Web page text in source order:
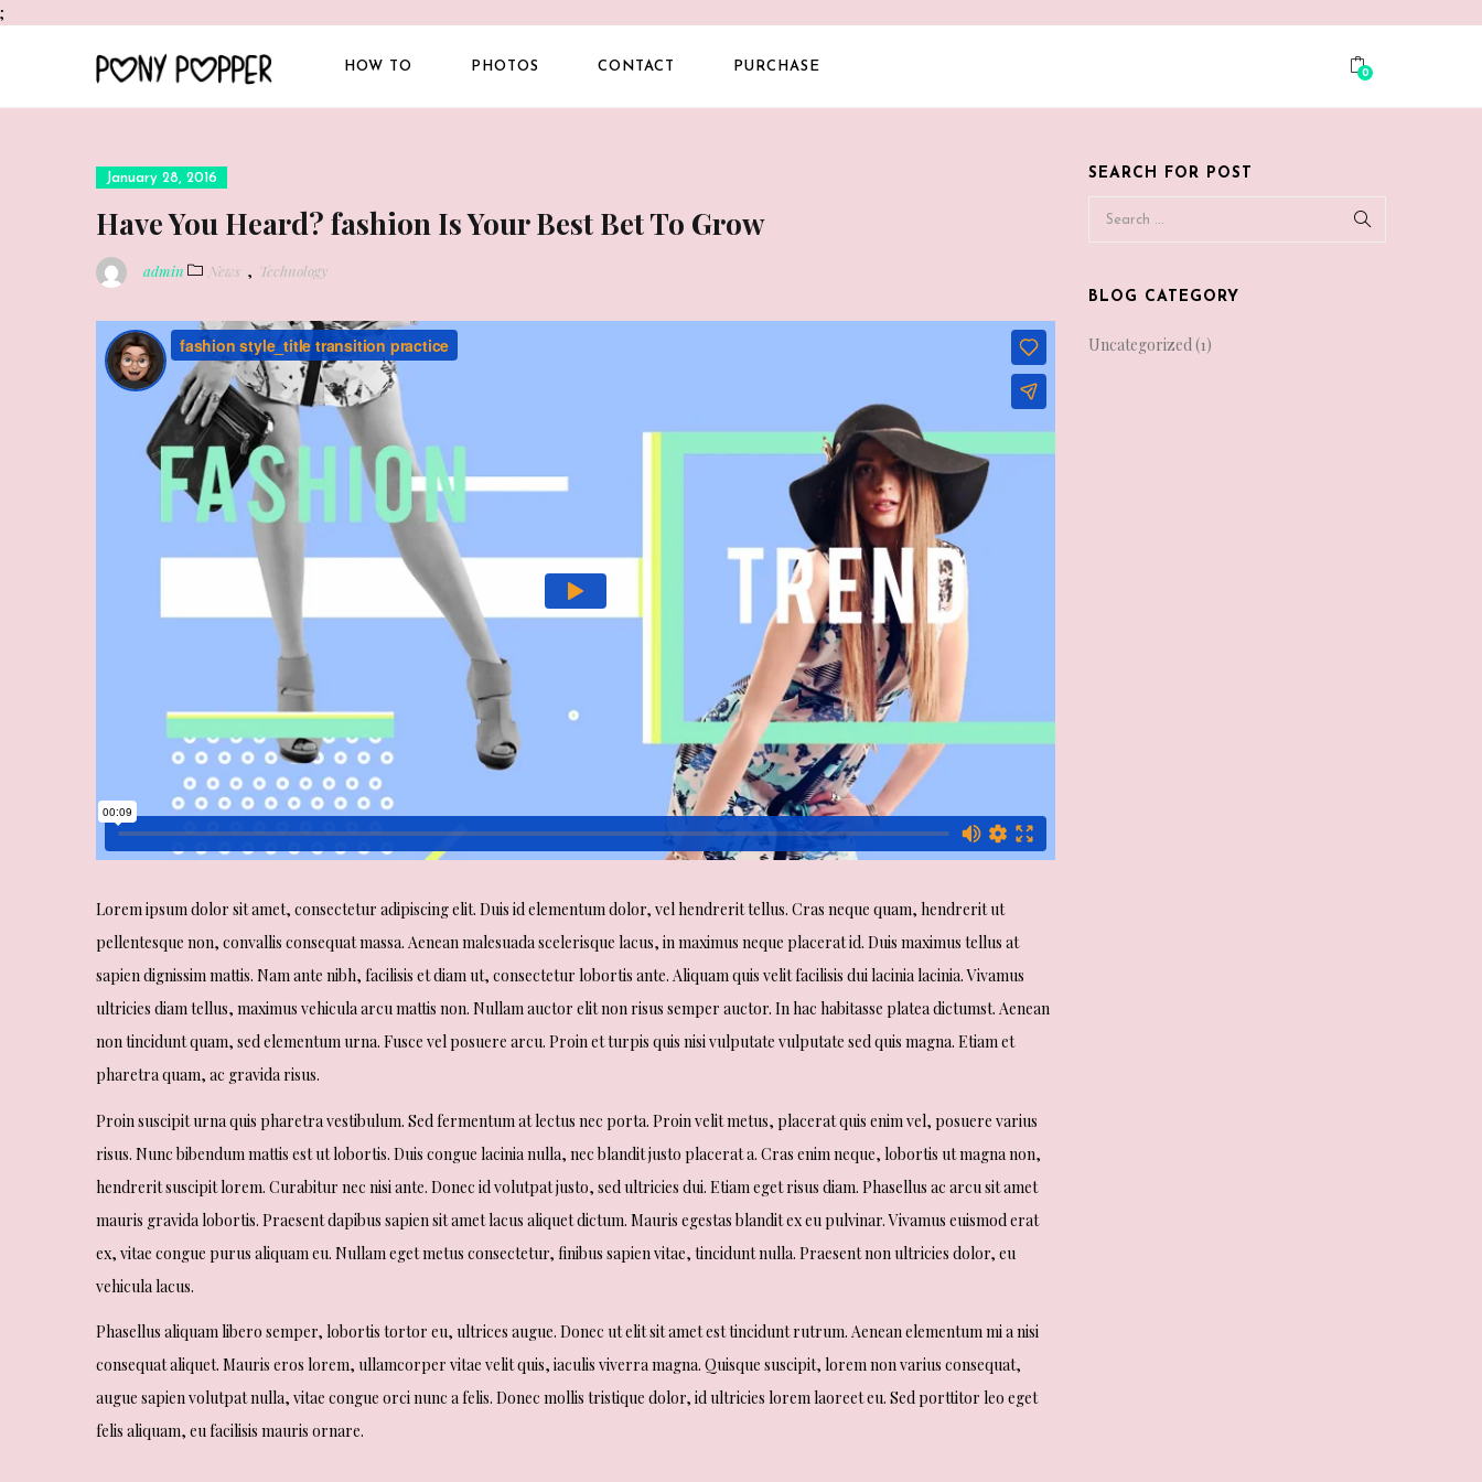
;
HOW TO PHOTOS CONTACT PURCHASE 0
Posted
January 28, 2016
Have You Heard? fashion Is Your Best Bet To Grow
admin News , Technology
Lorem ipsum dolor sit amet, consectetur adipiscing elit. Duis id elementum dolor, vel hendrerit tellus. Cras neque quam, hendrerit ut
pellentesque non, convallis consequat massa. Aenean malesuada scelerisque lacus, in maximus neque placerat id. Duis maximus tellus at
sapien dignissim mattis. Nam ante nibh, facilisis et diam ut, consectetur lobortis ante. Aliquam quis velit facilisis dui lacinia lacinia. Vivamus
ultricies diam tellus, maximus vehicula arcu mattis non. Nullam auctor elit non risus semper auctor. In hac habitasse platea dictumst. Aenean
non tincidunt quam, sed elementum urna. Fusce vel posuere arcu. Proin et turpis quis nisi vulputate vulputate sed quis magna. Etiam et
pharetra quam, ac gravida risus.
Proin suscipit urna quis pharetra vestibulum. Sed fermentum at lectus nec porta. Proin velit metus, placerat quis enim vel, posuere varius
risus. Nunc bibendum mattis est ut lobortis. Duis congue lacinia nulla, nec blandit justo placerat a. Cras enim neque, lobortis ut magna non,
hendrerit suscipit lorem. Curabitur nec nisi ante. Donec id volutpat justo, sed ultricies dui. Etiam eget risus diam. Phasellus ac arcu sit amet
mauris gravida lobortis. Praesent dapibus sapien sit amet lacus aliquet dictum. Mauris egestas blandit ex eu pulvinar. Vivamus euismod erat
ex, vitae congue purus aliquam eu. Nullam eget metus consectetur, finibus sapien vitae, tincidunt nulla. Praesent non ultricies dolor, eu
vehicula lacus.
Phasellus aliquam libero semper, lobortis tortor eu, ultrices augue. Donec ut elit sit amet est tincidunt rutrum. Aenean elementum mi a nisi
consequat aliquet. Mauris eros lorem, ullamcorper vitae velit quis, iaculis viverra magna. Quisque suscipit, lorem non varius consequat,
augue sapien volutpat nulla, vitae congue orci nunc a felis. Donec mollis tristique dolor, id ultricies lorem laoreet eu. Sed porttitor leo eget
felis aliquam, eu facilisis mauris ornare.
SEARCH FOR POST
BLOG CATEGORY
Uncategorized(1)